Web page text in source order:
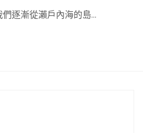
逐漸從瀨戶內海的島…